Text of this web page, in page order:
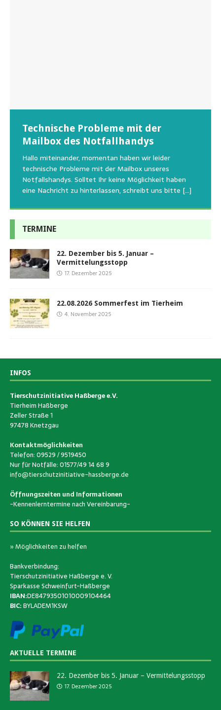
Technische Probleme mit der
Mailbox des Notfallhandys
Hallo miteinander, momentan haben wir leider
technische Probleme mit der Mailbox unseres
Notfallshandys. Solltet Ihr keine Möglichkeit haben
eine Nachricht zu hinterlassen, schreibt uns bitte […]
Beginn der Wildtierrettung
Aus aktuellem Anlass weisen wir darauf hin, dass die
Tierschutzinitiative Haßberge natürlich, wie auch in
den letzten 20 Jahren, immer noch für alle verwaisten
oder[…]
22.08.2026 Sommerfest im Tierheim
Wir bitten um Verständnis, dass am Tag vom
Sommerfest das Hundehaus zum Schutz unserer Tiere
geschlossen bleibt.Viele unserer Hunde erleben einen
emotionalen Stress bei Begegnung[…]
Wunschzettel unserer Fellnasen
Regelmäßig bekommen wir liebe Anfragen, wie man
uns am Besten unterstützen kann. Natürlich ziehen
die gesteigerten Kosten auch uns so richtig in die Knie
und[…]
TERMINE
22. Dezember bis 5. Januar –
Vermittelungsstopp
17. Dezember 2025
22.08.2026 Sommerfest im Tierheim
4. November 2025
INFOS
Tierschutzinitiative Haßberge e.V.
Tierheim Haßberge
Zeller Straße 1
97478 Knetzgau
Kontaktmöglichkeiten
Telefon: 09529 / 9519450
Nur für Notfälle: 01577/49 14 68 9
info@tierschutzinitiative-hassberge.de
Öffnungszeiten und Informationen
-Kennenlerntermine nach Vereinbarung-
SO KÖNNEN SIE HELFEN
» Möglichkeiten zu helfen
Bankverbindung:
Tierschutzinitiative Haßberge e. V.
Sparkasse Schweinfurt-Haßberge
IBAN:DE84793501010009104464
BIC:BYLADEM1KSW
AKTUELLE TERMINE
22. Dezember bis 5. Januar – Vermittelungsstopp
17. Dezember 2025